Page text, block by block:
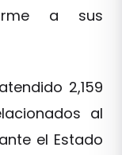
a sus
2,159
al
el Estado